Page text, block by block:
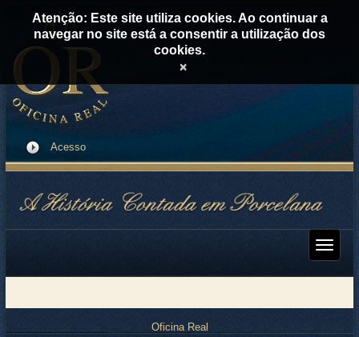
Acesso
Oficina Real
Atenção: Este site utiliza cookies. Ao continuar a
navegar no site está a consentir a utilização dos
cookies.
×